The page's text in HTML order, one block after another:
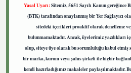
Yasal Uyarı:Sitemiz, 5651 Sayılı Kanun
(BTK) tarafından onaylanmış bir Yer Sağlayıcı
sitedeki içerikleri proaktif olarak denetleme
bulunmamaktadır. Ancak, üyelerimiz yazdıkları
olup, siteye üye olarak bu sorumluluğu kabul etmiş
bir marka, kurum veya şahıs şirketi ile hiçbir
kendi hazırladığımız makaleler